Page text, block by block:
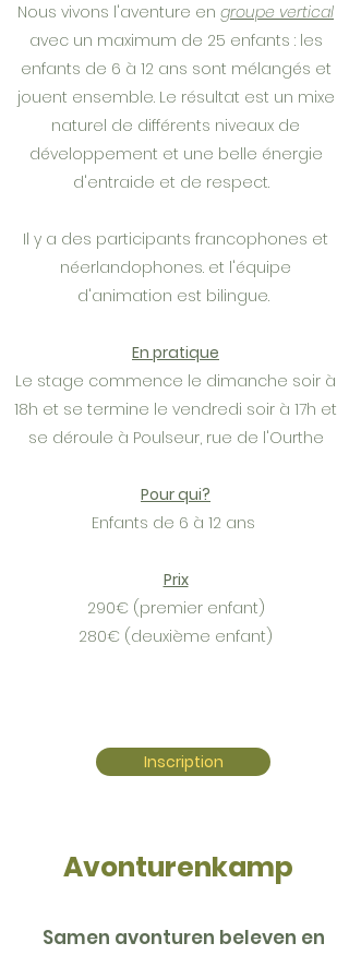
Nous vivons l'aventure en groupe vertical
avec un maximum de 25 enfants : les
enfants de 6 à 12 ans sont mélangés et
jouent ensemble. Le résultat est un mixe
naturel de différents niveaux de
développement et une belle énergie
d'entraide et de respect.
​Il y a des participants francophones et
néerlandophones. et l'équipe
d'animation est bilingue.
En pratique
Le stage commence le dimanche soir à
18h et se termine le vendredi soir à 17h et
se déroule à Poulseur, rue de l'Ourthe
Pour qui?
Enfants de 6 à 12 ans
Prix
290€ (premier enfant)
280€ (deuxième enfant)​​
Inscription
Avonturenkamp
Samen avonturen beleven en